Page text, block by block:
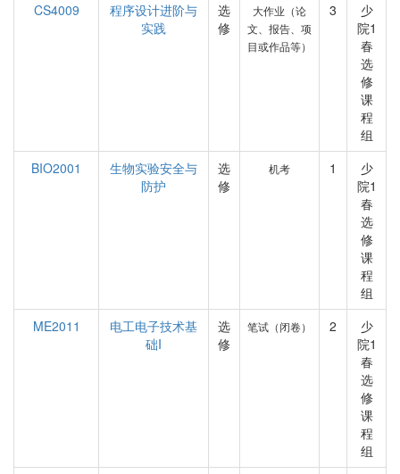
CS4009
程序设计进阶与
实践
选
修
大作业（论
文、报告、项
目或作品等）
3
少
院1
春
选
修
课
程
组
BIO2001
生物实验安全与
防护
选
修
机考 1
少
院1
春
选
修
课
程
组
ME2011
电工电子技术基
础I
选
修
笔试（闭卷） 2
少
院1
春
选
修
课
程
组